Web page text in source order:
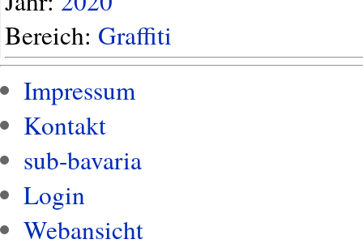
Bereich: Graffiti
Impressum
Kontakt
sub-bavaria
Login
Webansicht